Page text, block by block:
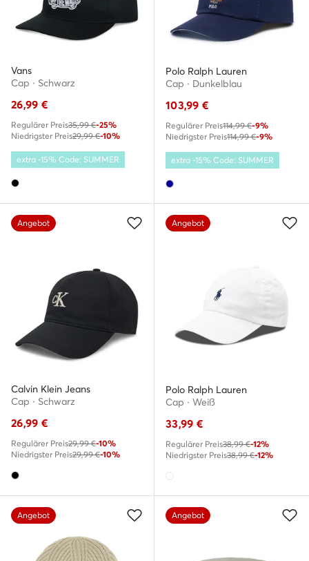
Vans
Cap · Schwarz
26,99 €
Regulärer Preis35,99 €-25%
Niedrigster Preis29,99 €-10%
extra -15% Code: SUMMER
Polo Ralph Lauren
Cap · Dunkelblau
103,99 €
Regulärer Preis114,99 €-9%
Niedrigster Preis114,99 €-9%
extra -15% Code: SUMMER
Angebot
Calvin Klein Jeans
Cap · Schwarz
26,99 €
Regulärer Preis29,99 €-10%
Niedrigster Preis29,99 €-10%
Angebot
Polo Ralph Lauren
Cap · Weiß
33,99 €
Regulärer Preis38,99 €-12%
Niedrigster Preis38,99 €-12%
Angebot Angebot